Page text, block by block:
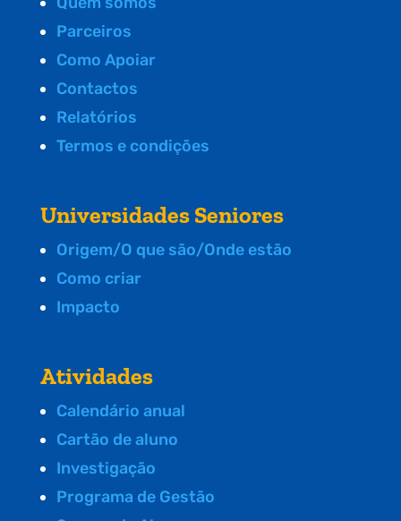
Parceiros
Como Apoiar
Contactos
Relatórios
Termos e condições
Universidades Seniores
Origem/O que são/Onde estão
Como criar
Impacto
Atividades
Calendário anual
Cartão de aluno
Investigação
Programa de Gestão